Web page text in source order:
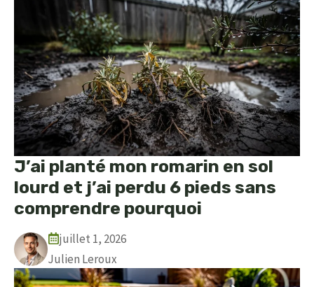
J’ai planté mon romarin en sol
lourd et j’ai perdu 6 pieds sans
comprendre pourquoi
juillet 1, 2026
Julien Leroux